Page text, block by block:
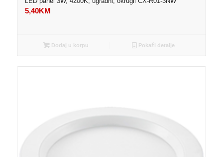
5,40KM
Dodaj u korpu Pokaži detalje